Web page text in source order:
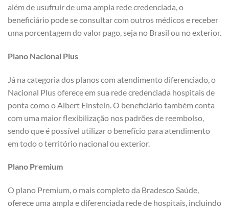
além de usufruir de uma ampla rede credenciada, o
beneficiário pode se consultar com outros médicos e receber
uma porcentagem do valor pago, seja no Brasil ou no exterior.
Plano Nacional Plus
Já na categoria dos planos com atendimento diferenciado, o
Nacional Plus oferece em sua rede credenciada hospitais de
ponta como o Albert Einstein. O beneficiário também conta
com uma maior flexibilização nos padrões de reembolso,
sendo que é possível utilizar o benefício para atendimento
em todo o território nacional ou exterior.
Plano Premium
O plano Premium, o mais completo da Bradesco Saúde,
oferece uma ampla e diferenciada rede de hospitais, incluindo